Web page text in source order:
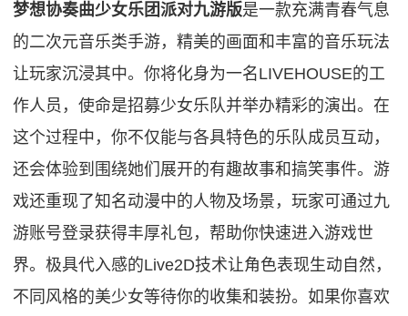
梦想协奏曲少女乐团派对九游版是一款充满青春气息
的二次元音乐类手游，精美的画面和丰富的音乐玩法
让玩家沉浸其中。你将化身为一名LIVEHOUSE的工
作人员，使命是招募少女乐队并举办精彩的演出。在
这个过程中，你不仅能与各具特色的乐队成员互动，
还会体验到围绕她们展开的有趣故事和搞笑事件。游
戏还重现了知名动漫中的人物及场景，玩家可通过九
游账号登录获得丰厚礼包，帮助你快速进入游戏世
界。极具代入感的Live2D技术让角色表现生动自然，
不同风格的美少女等待你的收集和装扮。如果你喜欢